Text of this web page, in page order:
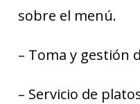
sobre el menú.
– Toma y gestión
– Servicio de